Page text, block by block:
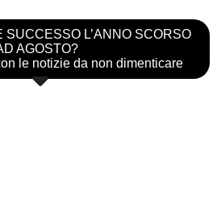
SUCCESSO L’ANNO SCORSO
AGOSTO?
le notizie da non dimenticare